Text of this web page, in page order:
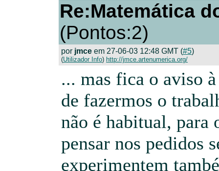
Re:Matemática
(Pontos:2)
por jmce em 27-06-03 12:48 GMT (#5)
(Utilizador Info) http://jmce.artenumerica.org/
... mas fica o aviso
de fazermos o
não é habitual, para
pensar nos pedidos
experimentem